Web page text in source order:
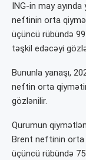
ING-in may
neftinin orta
üçüncü rübündə
təşkil edəcəyi
Bununla yanaşı,
neftin orta
gözlənilir.
Qurumun
Brent neftinin orta
üçüncü rübündə